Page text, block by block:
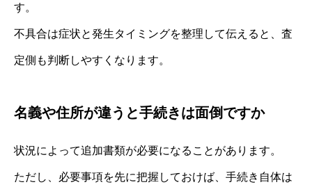
す。
不具合は症状と発生タイミングを整理して伝えると、査
定側も判断しやすくなります。
名義や住所が違うと手続きは面倒ですか
状況によって追加書類が必要になることがあります。
ただし、必要事項を先に把握しておけば、手続き自体は